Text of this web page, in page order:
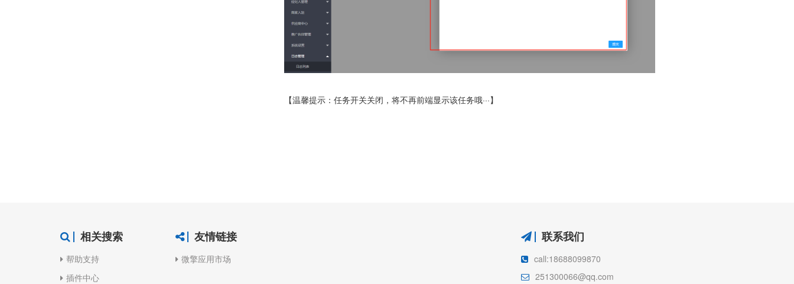
【温馨提示：任务开关关闭，将不再前端显示该任务哦···】
相关搜索
帮助支持
插件中心
友情链接
微擎应用市场
联系我们
call:18688099870
251300066@qq.com